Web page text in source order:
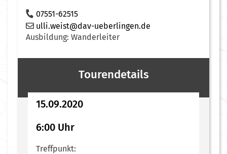
07551-62515
ulli.weist@dav-ueberlingen.de
Ausbildung: Wanderleiter
Tourendetails
15.09.2020
6:00 Uhr
Treffpunkt: